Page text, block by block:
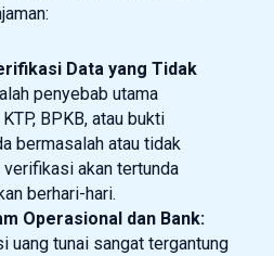
Data yang Tidak
penyebab utama
BPKB, atau bukti
bermasalah atau tidak
akan tertunda
berhari-hari.
Operasional dan Bank:
uang tunai sangat tergantung